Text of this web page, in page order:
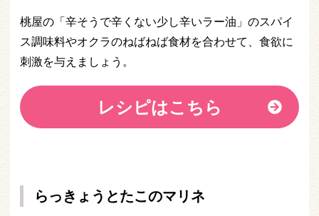
桃屋の「辛そうで辛くない少し辛いラー油」のスパイ
ス調味料やオクラのねばねば食材を合わせて、食欲に
刺激を与えましょう。
レシピはこちら
らっきょうとたこのマリネ